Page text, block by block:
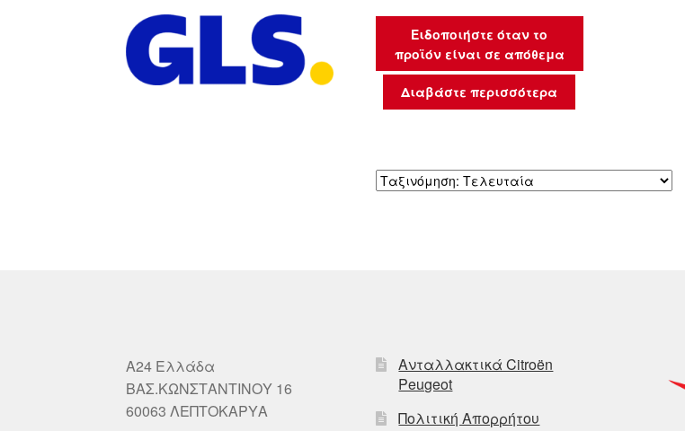
Ειδοποιήστε όταν το
προϊόν είναι σε απόθεμα
Διαβάστε περισσότερα
A24 Ελλάδα
ΒΑΣ.ΚΩΝΣΤΑΝΤΙΝΟΥ 16
60063 ΛΕΠΤΟΚΑΡΥΑ
Ανταλλακτικά Citroën
Peugeot
Πολιτική Απορρήτου